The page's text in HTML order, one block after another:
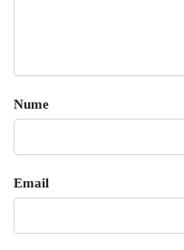
Nume
Email